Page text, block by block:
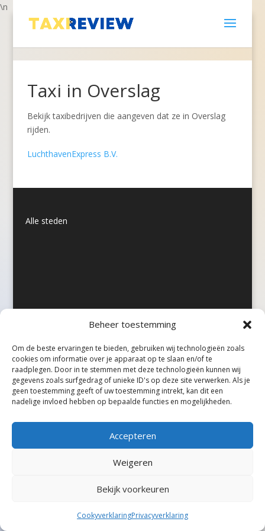
Beheer toestemming
Om de beste ervaringen te bieden, gebruiken wij technologieën zoals
cookies om informatie over je apparaat op te slaan en/of te
raadplegen. Door in te stemmen met deze technologieën kunnen wij
gegevens zoals surfgedrag of unieke ID's op deze site verwerken. Als je
geen toestemming geeft of uw toestemming intrekt, kan dit een
nadelige invloed hebben op bepaalde functies en mogelijkheden.
Accepteren
Weigeren
Bekijk voorkeuren
CookyverklaringPrivacyverklaring
\n
Taxi in Overslag
Bekijk taxibedrijven die aangeven dat ze in Overslag
rijden.
LuchthavenExpress B.V.
Alle steden
©Taxireview, alle rechten voorbehouden.